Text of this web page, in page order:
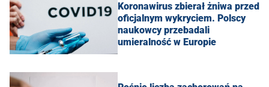
Koronawirus zbierał żniwa przed
oficjalnym wykryciem. Polscy
naukowcy przebadali
umieralność w Europie